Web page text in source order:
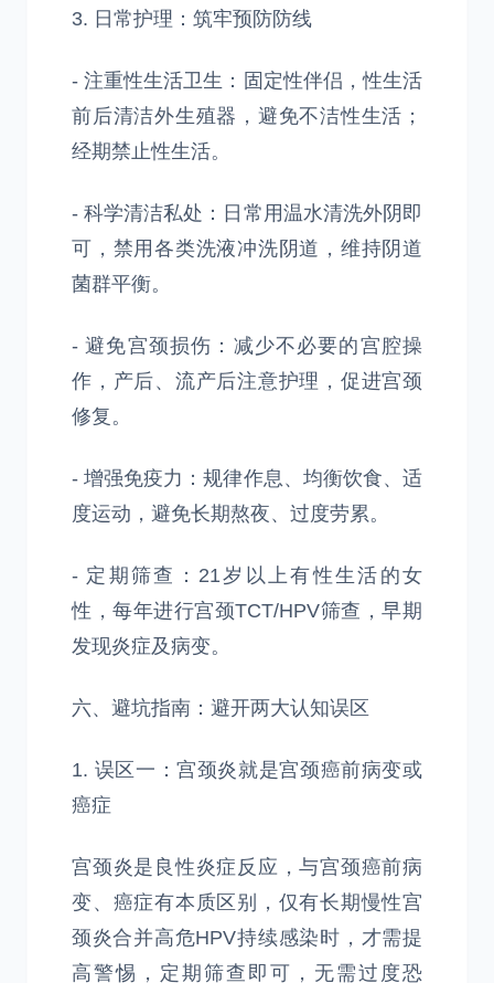
3. 日常护理：筑牢预防防线
- 注重性生活卫生：固定性伴侣，性生活
前后清洁外生殖器，避免不洁性生活；
经期禁止性生活。
- 科学清洁私处：日常用温水清洗外阴即
可，禁用各类洗液冲洗阴道，维持阴道
菌群平衡。
- 避免宫颈损伤：减少不必要的宫腔操
作，产后、流产后注意护理，促进宫颈
修复。
- 增强免疫力：规律作息、均衡饮食、适
度运动，避免长期熬夜、过度劳累。
- 定期筛查：21岁以上有性生活的女
性，每年进行宫颈TCT/HPV筛查，早期
发现炎症及病变。
六、避坑指南：避开两大认知误区
1. 误区一：宫颈炎就是宫颈癌前病变或
癌症
宫颈炎是良性炎症反应，与宫颈癌前病
变、癌症有本质区别，仅有长期慢性宫
颈炎合并高危HPV持续感染时，才需提
高警惕，定期筛查即可，无需过度恐